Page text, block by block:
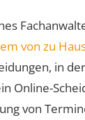
von zu
in
Online-
von